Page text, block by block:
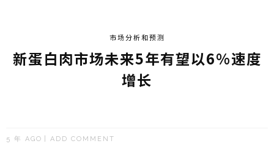
市场分析和预测
新蛋白肉市场未来5年有望以6%速度
增长
5 年 AGO ADD COMMENT